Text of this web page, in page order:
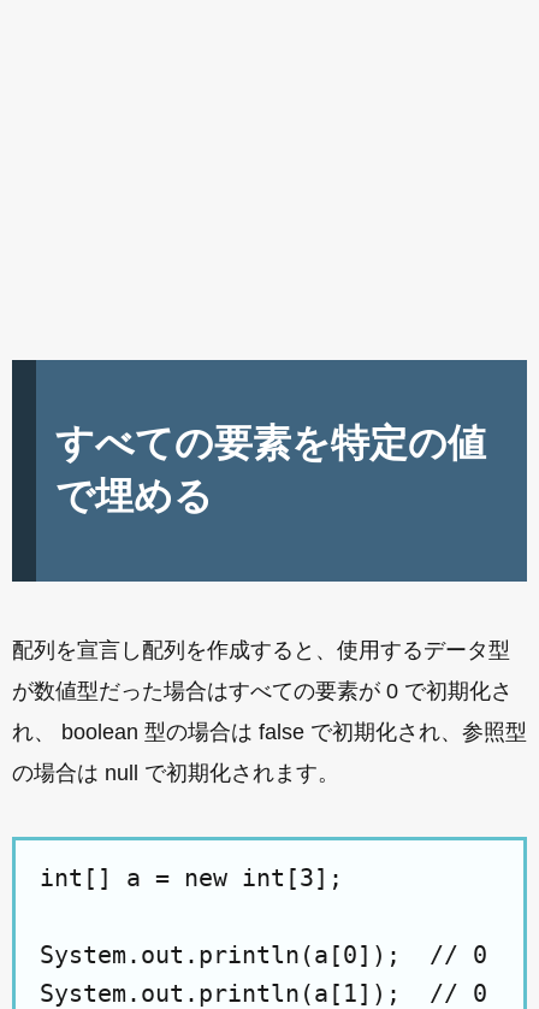
すべての要素を特定の値
で埋める
配列を宣言し配列を作成すると、使用するデータ型
が数値型だった場合はすべての要素が 0 で初期化さ
れ、 boolean 型の場合は false で初期化され、参照型
の場合は null で初期化されます。
int[] a = new int[3];
System.out.println(a[0]);  // 0
System.out.println(a[1]);  // 0